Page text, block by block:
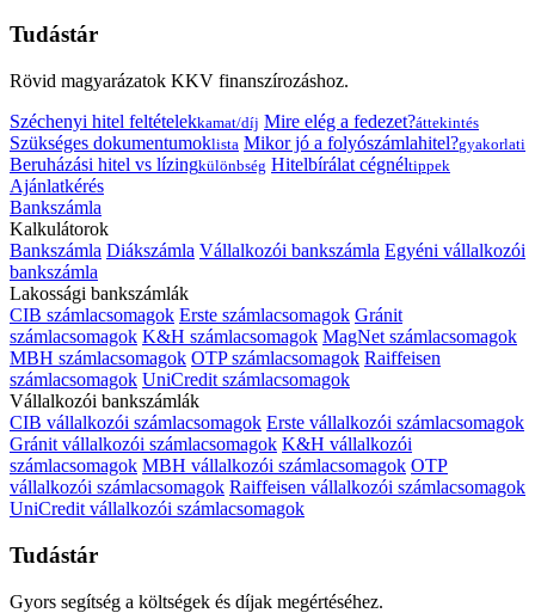
Tudástár
Rövid magyarázatok KKV finanszírozáshoz.
Széchenyi hitel feltételekkamat/díj Mire elég a fedezet?áttekintés
Szükséges dokumentumoklista Mikor jó a folyószámlahitel?gyakorlati
Beruházási hitel vs lízingkülönbség Hitelbírálat cégnéltippek
Ajánlatkérés
Bankszámla
Kalkulátorok
Bankszámla Diákszámla Vállalkozói bankszámla Egyéni vállalkozói
bankszámla
Lakossági bankszámlák
CIB számlacsomagok Erste számlacsomagok Gránit
számlacsomagok K&H számlacsomagok MagNet számlacsomagok
MBH számlacsomagok OTP számlacsomagok Raiffeisen
számlacsomagok UniCredit számlacsomagok
Vállalkozói bankszámlák
CIB vállalkozói számlacsomagok Erste vállalkozói számlacsomagok
Gránit vállalkozói számlacsomagok K&H vállalkozói
számlacsomagok MBH vállalkozói számlacsomagok OTP
vállalkozói számlacsomagok Raiffeisen vállalkozói számlacsomagok
UniCredit vállalkozói számlacsomagok
Tudástár
Gyors segítség a költségek és díjak megértéséhez.